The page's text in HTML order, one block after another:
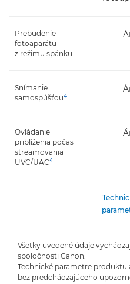
Prebudenie
fotoaparátu
z režimu spánku
Snímanie
samospúšťou4
Ovládanie
priblíženia počas
streamovania
UVC/UAC4
Všetky uvedené údaje
spoločnosti Canon.
Technické parametre produktu
bez predchádzajúceho